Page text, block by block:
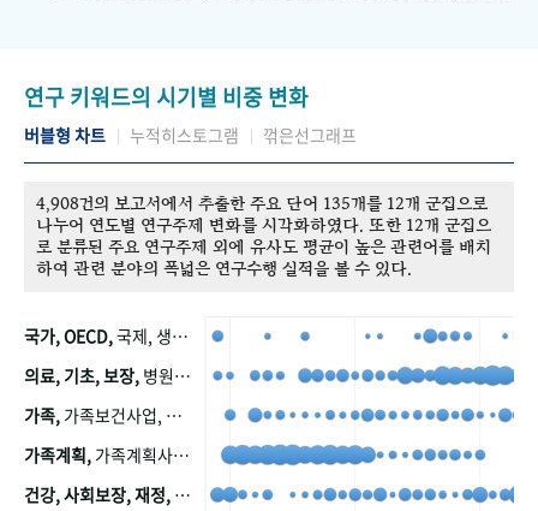
연구 키워드의 시기별 비중 변화
버블형 차트 누적히스토그램 꺾은선그래프
4,908건의 보고서에서 추출한 주요 단어 135개를 12개 군집으로
나누어 연도별 연구주제 변화를 시각화하였다. 또한 12개 군집으
로 분류된 주요 연구주제 외에 유사도 평균이 높은 관련어를 배치
하여 관련 분야의 폭넓은 연구수행 실적을 볼 수 있다.
국가, OECD,국제, 생산, 아시아, 태평양, 태평양지역, 참가
의료, 기초, 보장, 병원, 가정, 연금, 연계, 공적, 일본, 생활, 국민기초생활보장제도, 국민연금, 기금, 저소득층, 근로, 자활, 급여, 환자, 의료비, 모니터링, 한국복지패널, 소득, 지표, 빈곤, 노후, 장애인
가족, 가족보건사업, 산업, 친화, 전국, 출산력
가족계획, 가족계획사업, 가족계획사업평가, 한국가족계획사업, 피임, 보급, 부인, 자궁, 피임약
건강, 사회보장, 재정,